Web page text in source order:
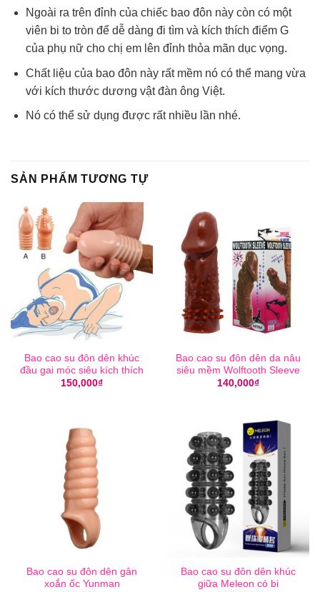
Ngoài ra trên đỉnh của chiếc bao đôn này còn có một
viên bi to tròn để dễ dàng đi tìm và kích thích điểm G
của phụ nữ cho chị em lên đỉnh thỏa mãn dục vọng.
Chất liệu của bao đôn này rất mềm nó có thể mang vừa
với kích thước dương vật đàn ông Việt.
Nó có thể sử dụng được rất nhiều lần nhé.
SẢN PHẨM TƯƠNG TỰ
Bao cao su đôn dên khúc
đầu gai móc siêu kích thích
150,000₫
Bao cao su đôn dên da nâu
siêu mềm Wolftooth Sleeve
140,000₫
Bao cao su đôn dên gân
xoắn ốc Yunman
Bao cao su đôn dên khúc
giữa Meleon có bi